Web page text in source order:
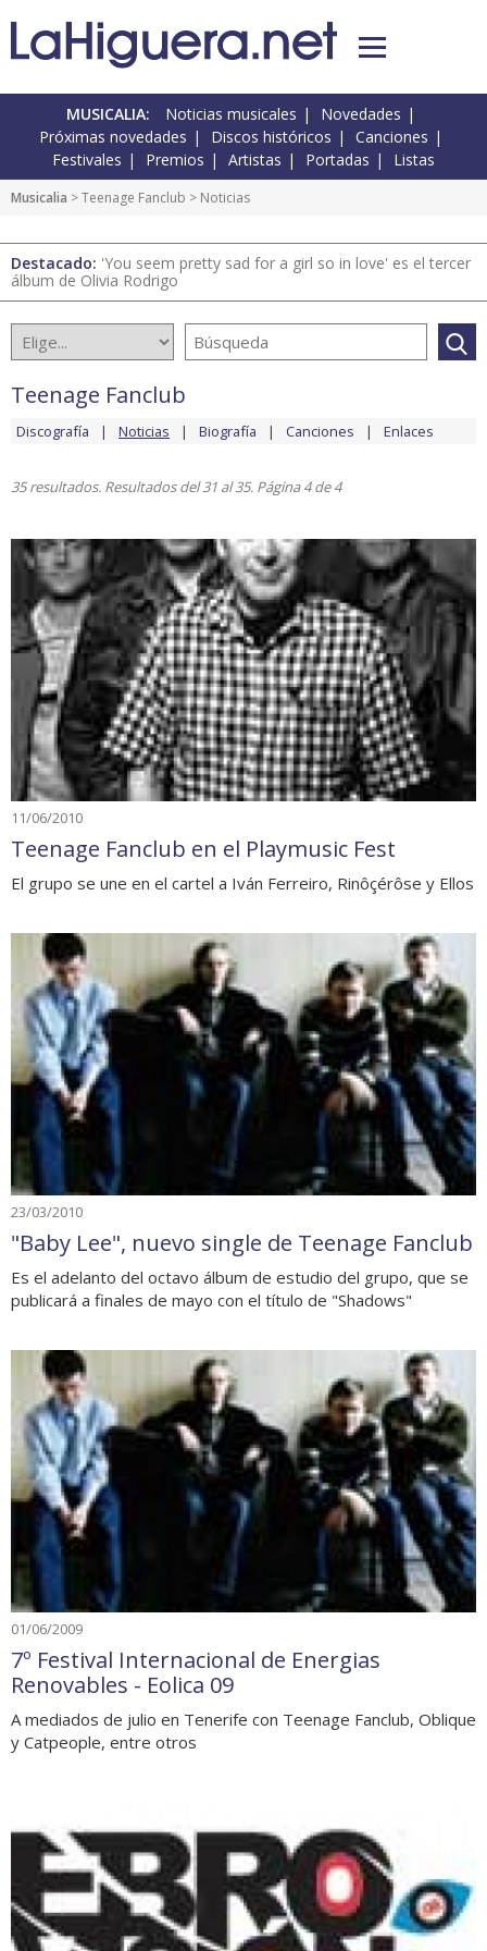
MUSICALIA: Noticias musicales
Novedades
Próximas novedades
Discos históricos
Canciones
Festivales
Premios Artistas Portadas Listas
Musicalia >Teenage Fanclub > Noticias
Destacado: 'You seem pretty sad for a girl so in love' es el tercer
álbum de Olivia Rodrigo
Teenage Fanclub
Discografía Noticias Biografía Canciones Enlaces
35 resultados. Resultados del 31 al 35. Página 4 de 4
11/06/2010
Teenage Fanclub en el Playmusic Fest
El grupo se une en el cartel a Iván Ferreiro, Rinôçérôse y Ellos
23/03/2010
"Baby Lee", nuevo single de Teenage Fanclub
Es el adelanto del octavo álbum de estudio del grupo, que se
publicará a finales de mayo con el título de "Shadows"
01/06/2009
7º Festival Internacional de Energias
Renovables - Eolica 09
A mediados de julio en Tenerife con Teenage Fanclub, Oblique
y Catpeople, entre otros